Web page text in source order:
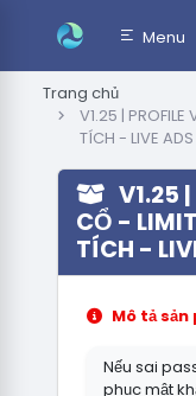
Menu
Trang chủ
V1.25 |
TÍCH - LIVE ADS
V1.25
CỔ -
TÍCH -
Mô tả sản
Nếu sai
phục mật